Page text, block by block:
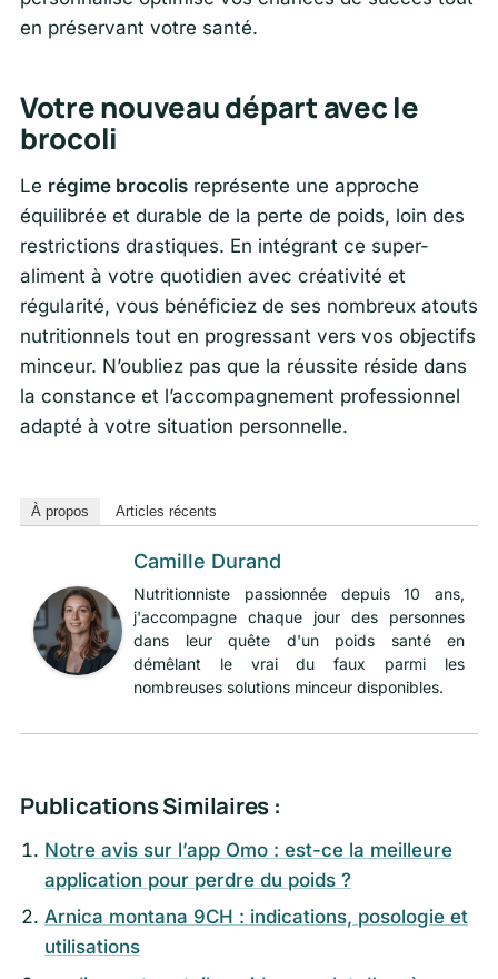
en préservant votre santé.
Votre nouveau départ avec le
brocoli
Le régime brocolis représente une approche
équilibrée et durable de la perte de poids, loin des
restrictions drastiques. En intégrant ce super-
aliment à votre quotidien avec créativité et
régularité, vous bénéficiez de ses nombreux atouts
nutritionnels tout en progressant vers vos objectifs
minceur. N’oubliez pas que la réussite réside dans
la constance et l’accompagnement professionnel
adapté à votre situation personnelle.
À propos Articles récents
Camille Durand
Nutritionniste passionnée depuis 10 ans,
j'accompagne chaque jour des personnes
dans leur quête d'un poids santé en
démêlant le vrai du faux parmi les
nombreuses solutions minceur disponibles.
Publications Similaires :
Notre avis sur l’app Omo : est-ce la meilleure
application pour perdre du poids ?
Arnica montana 9CH : indications, posologie et
utilisations